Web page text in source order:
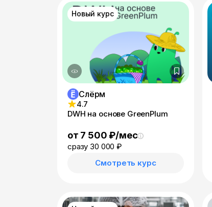
Новый курс
Слёрм
4.7
DWH на основе GreenPlum
от 7 500 ₽/мес
сразу 30 000 ₽
Смотреть курс